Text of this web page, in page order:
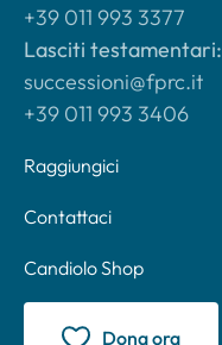
+39 011 993 3377
Lasciti testamentari:
successioni@fprc.it
+39 011 993 3406
Raggiungici
Contattaci
Candiolo Shop
Dona ora